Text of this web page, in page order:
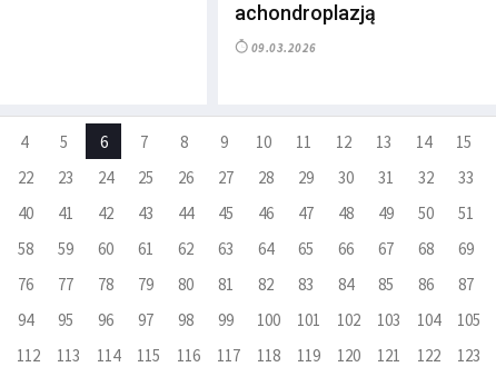
achondroplazją
09.03.2026
4 5 6 7 8 9 10 11 12 13 14 15
22 23 24 25 26 27 28 29 30 31 32 33
40 41 42 43 44 45 46 47 48 49 50 51
58 59 60 61 62 63 64 65 66 67 68 69
76 77 78 79 80 81 82 83 84 85 86 87
94 95 96 97 98 99 100 101 102 103 104 105
112 113 114 115 116 117 118 119 120 121 122 123